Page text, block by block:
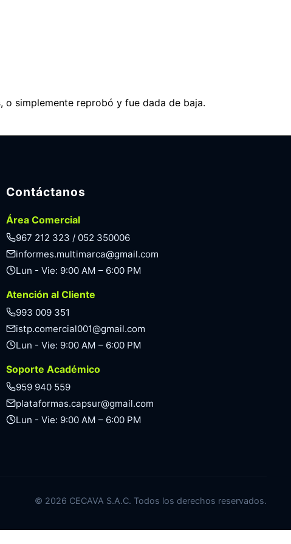
o simplemente reprobó y fue dada de baja.
Contáctanos
Área Comercial
967 212 323 / 052 350006
informes.multimarca@gmail.com
Lun - Vie: 9:00 AM – 6:00 PM
Atención al Cliente
993 009 351
istp.comercial001@gmail.com
Lun - Vie: 9:00 AM – 6:00 PM
Soporte Académico
959 940 559
plataformas.capsur@gmail.com
Lun - Vie: 9:00 AM – 6:00 PM
© 2026 CECAVA S.A.C. Todos los derechos reservados.